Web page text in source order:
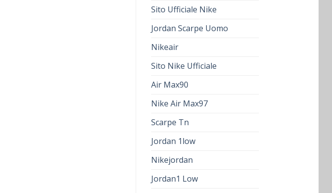
Sito Ufficiale Nike
Jordan Scarpe Uomo
Nikeair
Sito Nike Ufficiale
Air Max90
Nike Air Max97
Scarpe Tn
Jordan 1low
Nikejordan
Jordan1 Low